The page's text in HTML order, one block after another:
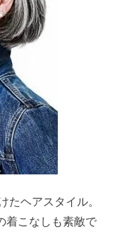
たヘアスタイル。
着こなしも素敵で